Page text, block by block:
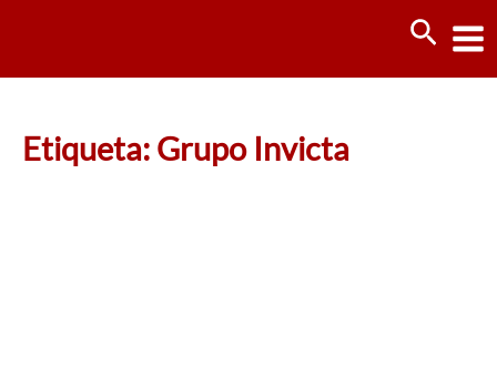
Etiqueta: Grupo Invicta